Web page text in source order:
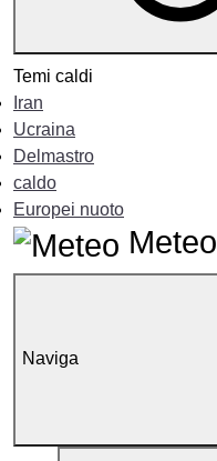
Temi caldi
Iran
Ucraina
Delmastro
caldo
Europei nuoto
Meteo
Naviga